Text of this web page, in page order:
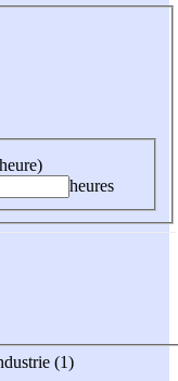
heures
(1)